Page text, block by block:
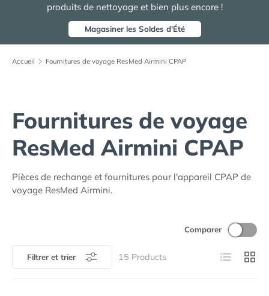
produits de nettoyage et bien plus encore !
Magasiner les Soldes d'Été
Accueil Fournitures de voyage ResMed Airmini CPAP
Fournitures de voyage
ResMed Airmini CPAP
Pièces de rechange et fournitures pour l'appareil CPAP de
voyage ResMed Airmini.
Filtrer et trier 15 Products
Comparer
Liste Grille